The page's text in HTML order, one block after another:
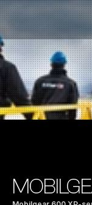
Marine
Auto & Industri
Bensinstasjoner
Våre Produkter
Om Selskapet